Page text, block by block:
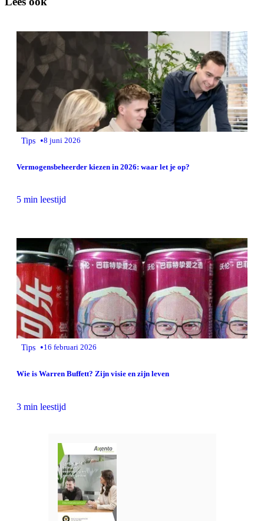
Tips •8 juni 2026
Vermogensbeheerder kiezen in 2026: waar let je op?
5 min leestijd
Tips •16 februari 2026
Wie is Warren Buffett? Zijn visie en zijn leven
3 min leestijd